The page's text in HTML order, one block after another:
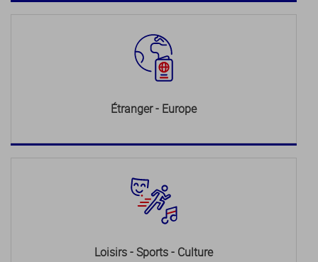
Étranger - Europe
Loisirs - Sports - Culture